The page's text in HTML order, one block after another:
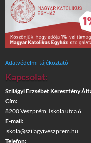
Adatvédelmi tájékoztató
Kapcsolat:
Szilágyi Erzsébet Keresztény
Cím:
8200 Veszprém, Iskola utca 6.
E-mail:
iskola@szilagyiveszprem.hu
Telefon: